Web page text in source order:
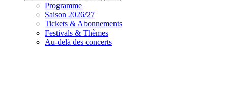
Programme
Saison 2026/27
Tickets & Abonnements
Festivals & Thèmes
Au-delà des concerts